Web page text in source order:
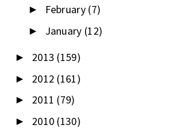
► February (7)
► January (12)
► 2013 (159)
► 2012 (161)
► 2011 (79)
► 2010 (130)